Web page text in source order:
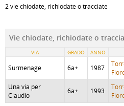
2 vie chiodate, richiodate o tracciate
Vie chiodate, richiodate o
VIA GRADO ANNO
Surmenage 6a+ 1987
Una via per
Claudio
6a+ 1993